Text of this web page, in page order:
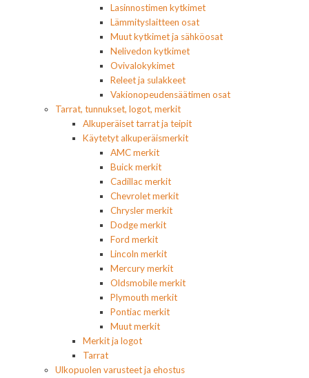
Lasinnostimen kytkimet
Lämmityslaitteen osat
Muut kytkimet ja sähköosat
Nelivedon kytkimet
Ovivalokykimet
Releet ja sulakkeet
Vakionopeudensäätimen osat
Tarrat, tunnukset, logot, merkit
Alkuperäiset tarrat ja teipit
Käytetyt alkuperäismerkit
AMC merkit
Buick merkit
Cadillac merkit
Chevrolet merkit
Chrysler merkit
Dodge merkit
Ford merkit
Lincoln merkit
Mercury merkit
Oldsmobile merkit
Plymouth merkit
Pontiac merkit
Muut merkit
Merkit ja logot
Tarrat
Ulkopuolen varusteet ja ehostus